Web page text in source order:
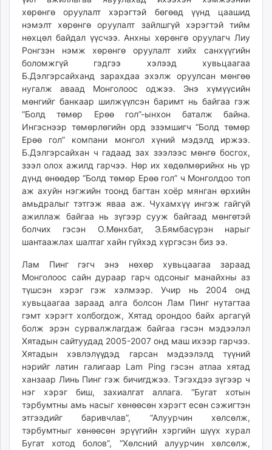
хөрөнгө оруулалт хэрэгтэй бөгөөд үүнд цаашид
нэмэлт хөрөнгө оруулалт зайлшгүй хэрэгтэй тийм
нөхцөл байдал үүсчээ. Анхны хөрөнгө оруулагч Лиу
Ронгзэн нэмж хөрөнгө оруулалт хийх санхүүгийн
боломжгүй гэдгээ хэлээд хувьцаагаа
Б.Дэлгэрсайханд зарахдаа эхэлж оруулсан мөнгөө
нугалж аваад Монголоос оджээ. Энэ хүмүүсийн
мөнгийг банкаар шилжүүлсэн баримт нь байгаа гэж
“Болд төмөр Ерөө гол”-ынхон баталж байна.
Ингэснээр төмөрлөгийн орд эзэмшигч “Болд төмөр
Ерөө гол” компани монгол хүний мэдэлд иржээ.
Б.Дэлгэрсайхан ч гадаад зах зээлээс мөнгө босгох,
зээл олох ажилд гарчээ. Нөр их хөдөлмөрийнх нь үр
дүнд өнөөдөр “Болд төмөр Ерөө гол” ч Монголдоо топ
аж ахуйн нэгжийн тоонд багтан хоёр мянган өрхийн
амьдралыг тэтгэж яваа аж. Чухамхүү ингэж гайгүй
ажиллаж байгаа нь зүгээр сууж байгаад мөнгөтэй
болчих гэсэн О.Мөнхбат, Э.Бямбасүрэн нарыг
шантаажлах шалтаг хайн гүйхэд хүргэсэн биз ээ.
Лам Пинг гэгч энэ нөхөр хувьцаагаа зараад
Монголоос сайн дураар гарч одсоныг манайхны аз
түшсэн хэрэг гэж хэлмээр. Учир нь 2004 онд
хувьцаагаа зараад алга болсон Лам Пинг нутагтаа
гэмт хэрэгт холбогдож, Хятад орондоо байх аргагүй
болж эрэн сурвалжлагдаж байгаа гэсэн мэдээлэл
Хятадын сайтуудад 2005-2007 онд маш ихээр гарчээ.
Хятадын хэвлэлүүдэд гарсан мэдээлэлд түүний
нэрийг латин галигаар Lam Ping гэсэн атлаа хятад
ханзаар Линь Пинг гэж бичигджээ. Тэгэхдээ зүгээр ч
нэг хэрэг биш, захиалгат аллага. “Бугат хотын
тэрбумтны амь насыг хөнөөсөн хэрэгт есөн сэжигтэн
этгээдийг баривчлав”, “Алуурчин хөлсөлж,
тэрбумтныг хөнөөсөн эрүүгийн хэргийн шүүх хурал
Бугат хотод болов”, “Хөлсний алуурчин хөлсөлж,